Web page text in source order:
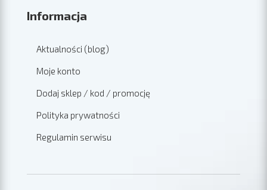
Informacja
Aktualności (blog)
Moje konto
Dodaj sklep / kod / promocję
Polityka prywatności
Regulamin serwisu